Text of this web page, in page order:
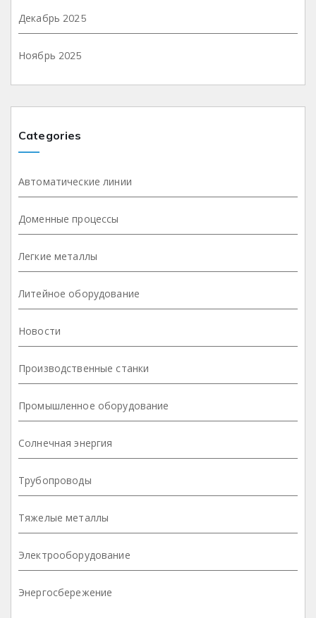
Декабрь 2025
Ноябрь 2025
Categories
Автоматические линии
Доменные процессы
Легкие металлы
Литейное оборудование
Новости
Производственные станки
Промышленное оборудование
Солнечная энергия
Трубопроводы
Тяжелые металлы
Электрооборудование
Энергосбережение